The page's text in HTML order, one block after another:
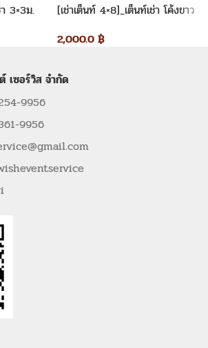
3×3ม.
[เช่าเต็นท์ 4×8]_เต็นท์เช่า โค้งขาว
2,000.0 ฿
เซอร์วิส จำกัด
9956
9956